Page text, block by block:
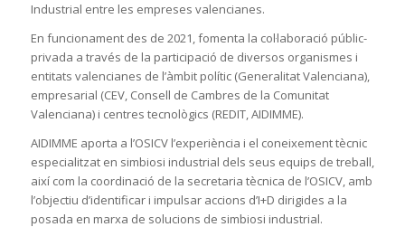
Industrial entre les empreses valencianes.
En funcionament des de 2021, fomenta la col·laboració públic-
privada a través de la participació de diversos organismes i
entitats valencianes de l’àmbit polític (Generalitat Valenciana),
empresarial (CEV, Consell de Cambres de la Comunitat
Valenciana) i centres tecnològics (REDIT, AIDIMME).
AIDIMME aporta a l’OSICV l’experiència i el coneixement tècnic
especialitzat en simbiosi industrial dels seus equips de treball,
així com la coordinació de la secretaria tècnica de l’OSICV, amb
l’objectiu d’identificar i impulsar accions d’I+D dirigides a la
posada en marxa de solucions de simbiosi industrial.